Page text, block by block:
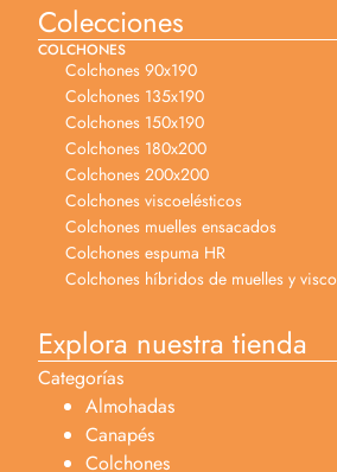
Colecciones
COLCHONES
Colchones 90x190
Colchones 135x190
Colchones 150x190
Colchones 180x200
Colchones 200x200
Colchones viscoelésticos
Colchones muelles ensacados
Colchones espuma HR
Colchones híbridos de muelles y visco
Explora nuestra tienda
Categorías
Almohadas
Canapés
Colchones